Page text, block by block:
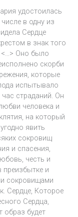
удостоилась
в одну из
Сердце
в знак того
<…> Оно было
скорби
которые
испытывало
страданий. Он
человека и
на который
явить
сокровищ
и спасения,
честь и
преизбытке и
сокровищами
Сердце, Которое
Сердца,
образ будет